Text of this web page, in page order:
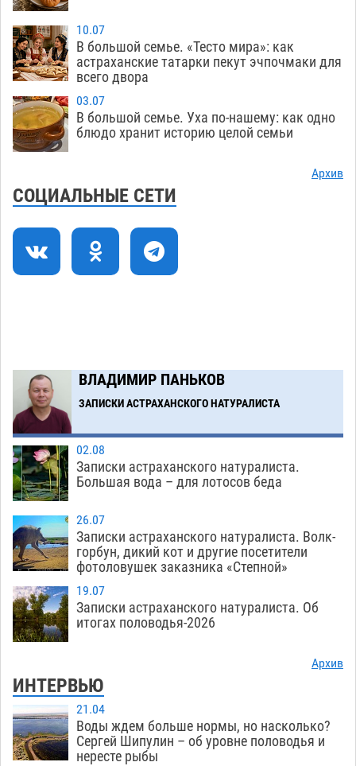
Астрахани
12:49
Астраханские гандболисты с крупной победы
стартовали на Всероссийской Спартакиаде
12:16
В астраханском селе невестка изрешетила
машину свекрови
06.08
нелегалов прямым рейсом из Шереметьево
11:08 Как астраханцы назвали своих детей в июле
Загрузить еще
10.07
В большой семье. «Тесто мира»: как
астраханские татарки пекут эчпочмаки для
всего двора
03.07
В большой семье. Уха по-нашему: как одно
блюдо хранит историю целой семьи
Архив
СОЦИАЛЬНЫЕ СЕТИ
ВЛАДИМИР ПАНЬКОВ
ЗАПИСКИ АСТРАХАНСКОГО НАТУРАЛИСТА
02.08
Записки астраханского натуралиста.
Большая вода – для лотосов беда
26.07
Записки астраханского натуралиста. Волк-
горбун, дикий кот и другие посетители
фотоловушек заказника «Степной»
19.07
Записки астраханского натуралиста. Об
итогах половодья-2026
Архив
ИНТЕРВЬЮ
21.04
Воды ждем больше нормы, но насколько?
Сергей Шипулин – об уровне половодья и
нересте рыбы